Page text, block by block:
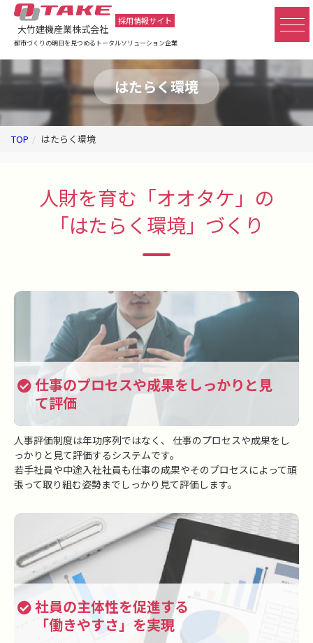
大竹建機産業株式会社
採用情報サイト
都市づくりの明日を見つめるトータルソリューション企業
はたらく環境
TOP はたらく環境
人財を育む「オオタケ」の
「はたらく環境」づくり
仕事のプロセスや成果をしっかりと見
て評価
人事評価制度は年功序列ではなく、
仕事のプロセスや成果をし
っかりと見て評価するシステムです。
若手社員や中途入社社員も仕事の成果やそのプロセスによって頑
張って取り組む姿勢までしっかり見て評価します。
社員の主体性を促進する
「働きやすさ」を実現